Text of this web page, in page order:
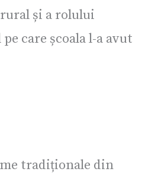
și a rolului
care școala l-a avut